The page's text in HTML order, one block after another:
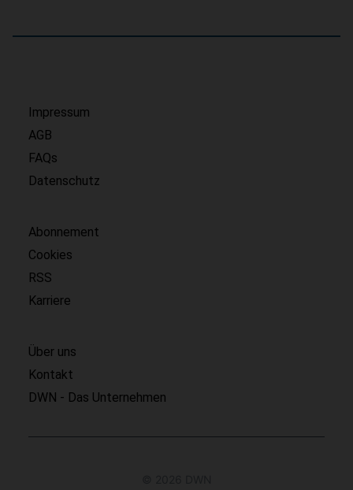
Impressum
AGB
FAQs
Datenschutz
Abonnement
Cookies
RSS
Karriere
Über uns
Kontakt
DWN - Das Unternehmen